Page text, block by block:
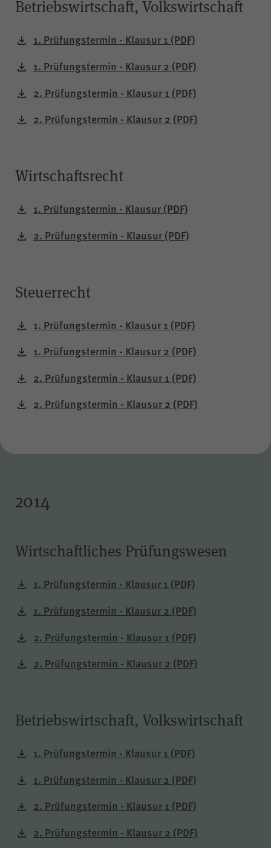
Betriebswirtschaft, Volkswirtschaft
1. Prüfungstermin - Klausur 1 (PDF)
1. Prüfungstermin - Klausur 2 (PDF)
2. Prüfungstermin - Klausur 1 (PDF)
2. Prüfungstermin - Klausur 2 (PDF)
Wirtschaftsrecht
1. Prüfungstermin - Klausur (PDF)
2. Prüfungstermin - Klausur (PDF)
Steuerrecht
1. Prüfungstermin - Klausur 1 (PDF)
1. Prüfungstermin - Klausur 2 (PDF)
2. Prüfungstermin - Klausur 1 (PDF)
2. Prüfungstermin - Klausur 2 (PDF)
2014
Wirtschaftliches Prüfungswesen
1. Prüfungstermin - Klausur 1 (PDF)
1. Prüfungstermin - Klausur 2 (PDF)
2. Prüfungstermin - Klausur 1 (PDF)
2. Prüfungstermin - Klausur 2 (PDF)
Betriebswirtschaft, Volkswirtschaft
1. Prüfungstermin - Klausur 1 (PDF)
1. Prüfungstermin - Klausur 2 (PDF)
2. Prüfungstermin - Klausur 1 (PDF)
2. Prüfungstermin - Klausur 2 (PDF)